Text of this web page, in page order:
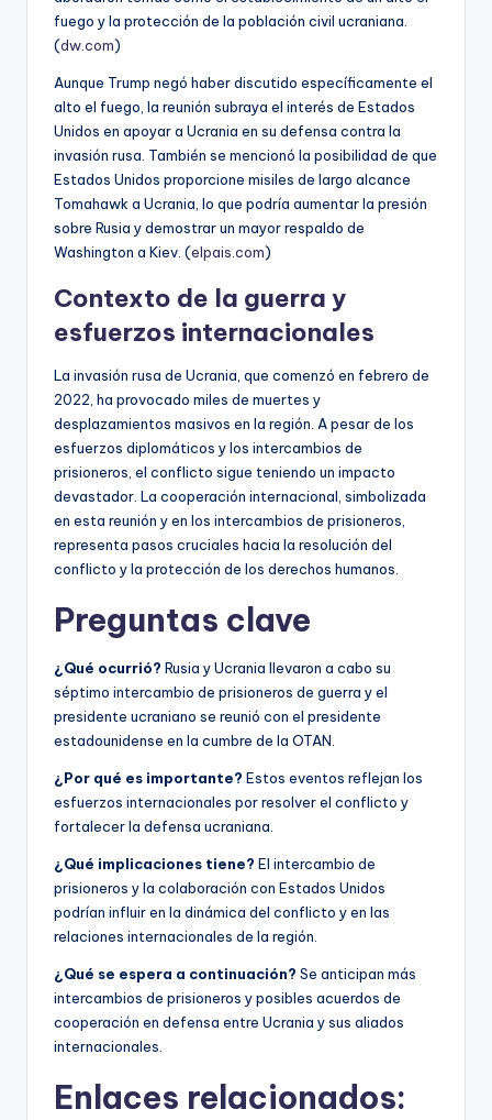
fuego y la protección de la población civil ucraniana.
(dw.com)
Aunque Trump negó haber discutido específicamente el
alto el fuego, la reunión subraya el interés de Estados
Unidos en apoyar a Ucrania en su defensa contra la
invasión rusa. También se mencionó la posibilidad de que
Estados Unidos proporcione misiles de largo alcance
Tomahawk a Ucrania, lo que podría aumentar la presión
sobre Rusia y demostrar un mayor respaldo de
Washington a Kiev. (elpais.com)
Contexto de la guerra y
esfuerzos internacionales
La invasión rusa de Ucrania, que comenzó en febrero de
2022, ha provocado miles de muertes y
desplazamientos masivos en la región. A pesar de los
esfuerzos diplomáticos y los intercambios de
prisioneros, el conflicto sigue teniendo un impacto
devastador. La cooperación internacional, simbolizada
en esta reunión y en los intercambios de prisioneros,
representa pasos cruciales hacia la resolución del
conflicto y la protección de los derechos humanos.
Preguntas clave
¿Qué ocurrió? Rusia y Ucrania llevaron a cabo su
séptimo intercambio de prisioneros de guerra y el
presidente ucraniano se reunió con el presidente
estadounidense en la cumbre de la OTAN.
¿Por qué es importante? Estos eventos reflejan los
esfuerzos internacionales por resolver el conflicto y
fortalecer la defensa ucraniana.
¿Qué implicaciones tiene? El intercambio de
prisioneros y la colaboración con Estados Unidos
podrían influir en la dinámica del conflicto y en las
relaciones internacionales de la región.
¿Qué se espera a continuación? Se anticipan más
intercambios de prisioneros y posibles acuerdos de
cooperación en defensa entre Ucrania y sus aliados
internacionales.
Enlaces relacionados: